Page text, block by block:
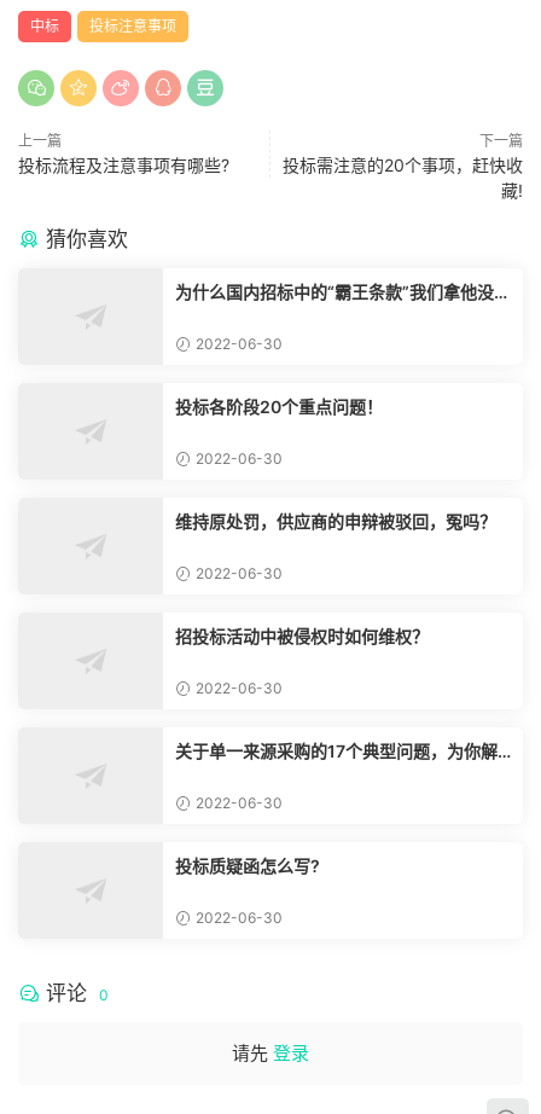
中标 投标注意事项
上一篇
投标流程及注意事项有哪些?
下一篇
投标需注意的20个事项，赶快收
藏!
猜你喜欢
为什么国内招标中的“霸王条款”我们拿他没脾
2022-06-30
投标各阶段20个重点问题！
2022-06-30
维持原处罚，供应商的申辩被驳回，冤吗？
2022-06-30
招投标活动中被侵权时如何维权？
2022-06-30
关于单一来源采购的17个典型问题，为你解
2022-06-30
投标质疑函怎么写?
2022-06-30
评论 0
请先 登录